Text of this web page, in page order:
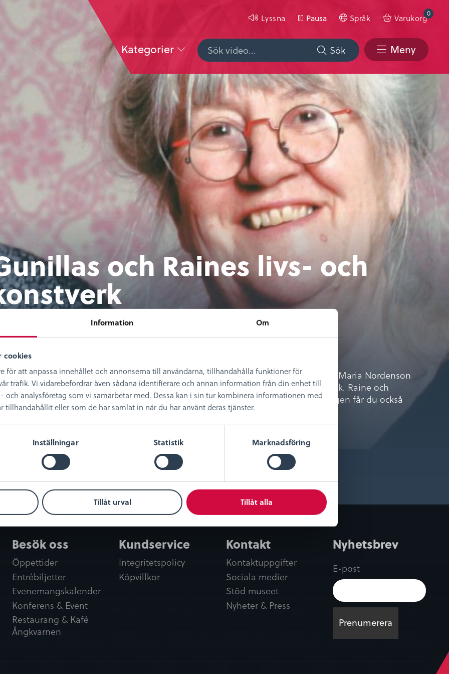
Information Om
cookies
för att anpassa innehållet och annonserna till användarna, tillhandahålla funktioner för
trafik. Vi vidarebefordrar även sådana identifierare och annan information från din enhet till
och analysföretag som vi samarbetar med. Dessa kan i sin tur kombinera informationen med
eller som de har samlat in när du har använt deras tjänster.
Inställningar Statistik Marknadsföring
Tillåt urval Tillåt alla
Lyssna Pausa Språk Varukorg0
Kategorier Sök Meny
och Raines livs- och
HistoriaKulturarv
Till video
Navin och Gunilla Skyttla var ett välkänt och färgstarkt konstnärspar i Kalmar. Maria Nordenson
ordförande i Gunillas och Raines vänner, berättar om makarnas liv och verk. Raine och
hade en särskild pedagogik för konstnärligt skapande. I den här föreläsningen får du också
något om hur arvet från Gunilla och Raine nu är högaktuellt igen!
Nordenson Carlgren, ordförande i Gunillas och Raines vänner
Besök oss
Öppettider
Entrébiljetter
Evenemangskalender
Konferens & Event
Restaurang & Kafé
Ångkvarnen
Kundservice
Integritetspolicy
Köpvillkor
Kontakt
Kontaktuppgifter
Sociala medier
Stöd museet
Nyheter & Press
Nyhetsbrev
E-post